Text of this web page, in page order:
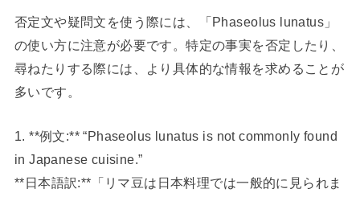
否定文や疑問文を使う際には、「Phaseolus lunatus」
の使い方に注意が必要です。特定の事実を否定したり、
尋ねたりする際には、より具体的な情報を求めることが
多いです。
1. **例文:** “Phaseolus lunatus is not commonly found
in Japanese cuisine.”
**日本語訳:**「リマ豆は日本料理では一般的に見られま